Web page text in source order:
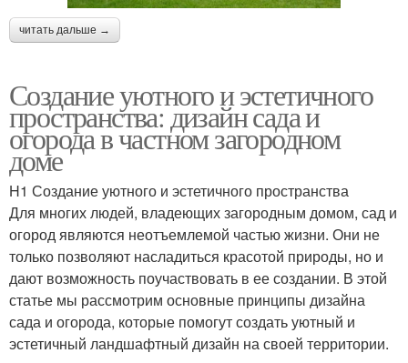
читать дальше →
Создание уютного и эстетичного
пространства: дизайн сада и
огорода в частном загородном
доме
H1 Создание уютного и эстетичного пространства
Для многих людей, владеющих загородным домом, сад и
огород являются неотъемлемой частью жизни. Они не
только позволяют насладиться красотой природы, но и
дают возможность поучаствовать в ее создании. В этой
статье мы рассмотрим основные принципы дизайна
сада и огорода, которые помогут создать уютный и
эстетичный ландшафтный дизайн на своей территории.